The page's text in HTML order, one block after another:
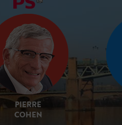
BIOGRAPHIE
PIERRE
COHEN